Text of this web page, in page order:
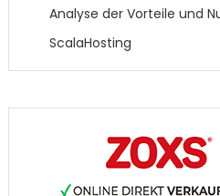
Analyse der Vorteile und
ScalaHosting